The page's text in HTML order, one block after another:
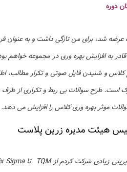
دوره
عرضه شد، برای من تازگی داشت و به
کلاس و شنیدن فایل صوتی و تکرار
است. طرح سوالات بی ربط و تکراری از طرف
موثر بهره وری کلاس را افزایش می دهد.
هیئت مدیره زرین پلاست